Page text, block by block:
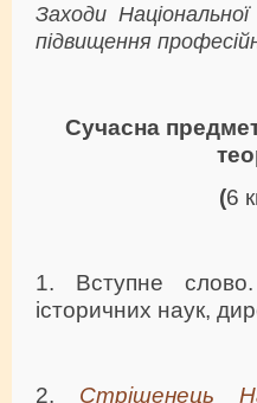
Заходи
підвищення
Сучасна
(6
1. Вступне
історичних наук,
2. Стрішенець